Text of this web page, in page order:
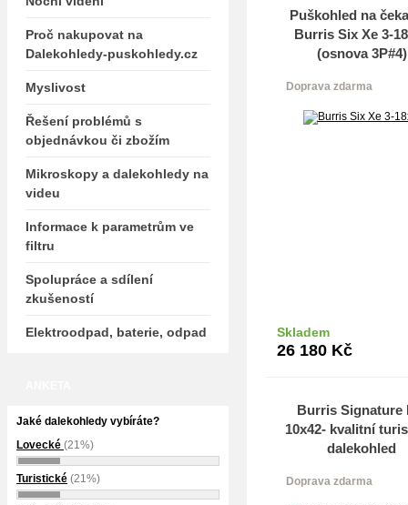
Puškohled na
Burris Six Xe 3-
(osnova 3P#4)
Doprava zdarma
Skladem
26 180 Kč
Burris Signature
10x42- kvalitní
dalekohled
Doprava zdarma
Proč nakupovat na
Dalekohledy-puskohledy.cz
Myslivost
Řešení problémů s
objednávkou či zbožím
Mikroskopy a dalekohledy na
videu
Informace k parametrům ve
filtru
Spolupráce a sdílení
zkušeností
Elektroodpad, baterie, odpad
Jaké dalekohledy vybíráte?
Lovecké (21%)
Turistické (21%)